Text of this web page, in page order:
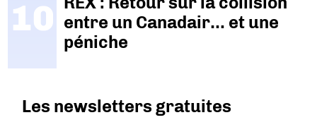
entre un Canadair… et une
péniche
Les newsletters gratuites